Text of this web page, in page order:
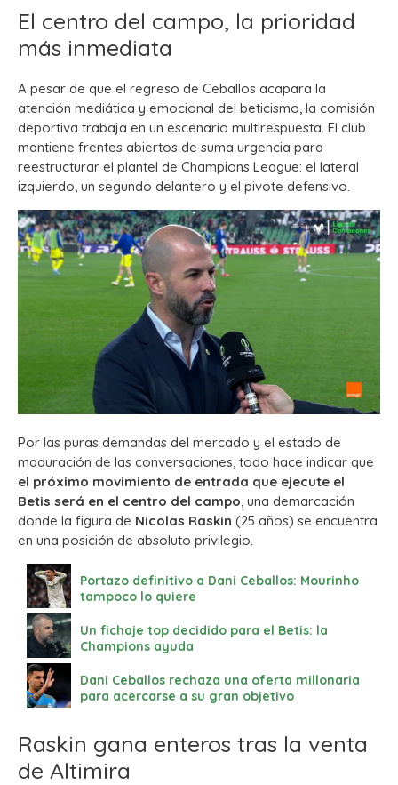
El centro del campo, la prioridad
más inmediata
A pesar de que el regreso de Ceballos acapara la
atención mediática y emocional del beticismo, la comisión
deportiva trabaja en un escenario multirespuesta. El club
mantiene frentes abiertos de suma urgencia para
reestructurar el plantel de Champions League: el lateral
izquierdo, un segundo delantero y el pivote defensivo.
Por las puras demandas del mercado y el estado de
maduración de las conversaciones, todo hace indicar que
el próximo movimiento de entrada que ejecute el
Betis será en el centro del campo , una demarcación
donde la figura de Nicolas Raskin (25 años) se encuentra
en una posición de absoluto privilegio.
Portazo definitivo a Dani Ceballos: Mourinho
tampoco lo quiere
Un fichaje top decidido para el Betis: la
Champions ayuda
Dani Ceballos rechaza una oferta millonaria
para acercarse a su gran objetivo
Raskin gana enteros tras la venta
de Altimira